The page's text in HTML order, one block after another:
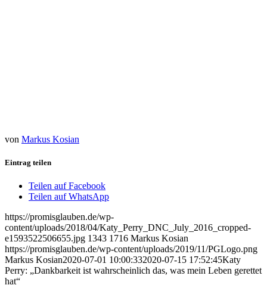
von Markus Kosian
Eintrag teilen
Teilen auf Facebook
Teilen auf WhatsApp
https://promisglauben.de/wp-
content/uploads/2018/04/Katy_Perry_DNC_July_2016_cropped-
e1593522506655.jpg 1343 1716 Markus Kosian
https://promisglauben.de/wp-content/uploads/2019/11/PGLogo.png
Markus Kosian2020-07-01 10:00:332020-07-15 17:52:45Katy
Perry: „Dankbarkeit ist wahrscheinlich das, was mein Leben gerettet
hat“